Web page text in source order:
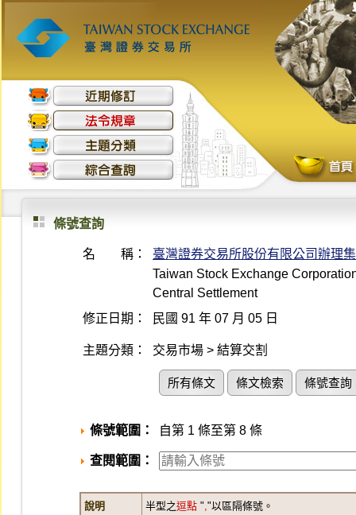
條號查詢
名 稱：
臺灣證券交易所股份有限公司辦理
Taiwan Stock Exchange
Central Settlement
修正日期：
民國 91 年 07 月 05 日
主題分類： 交易市場 > 結算交割
所有條文 條文檢索 條號查詢
條號範圍： 自第 1 條至第 8 條
查閱範圍：
說明 半型之逗點 ","以區隔條號。